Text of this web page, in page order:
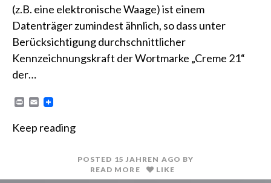
(z.B. eine elektronische Waage) ist einem
Datenträger zumindest ähnlich, so dass unter
Berücksichtigung durchschnittlicher
Kennzeichnungskraft der Wortmarke „Creme 21“
der…
n
E
i
Keep reading
POSTED 15 JAHREN AGO BY
READ MORE
LIKE